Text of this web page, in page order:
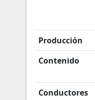
Producción
Contenido
Conductores